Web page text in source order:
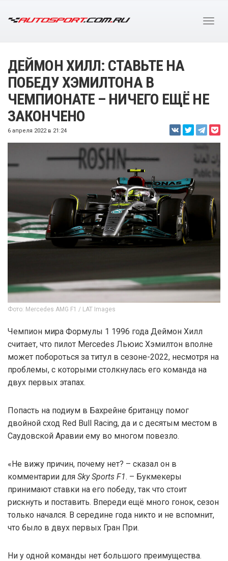
ДЕЙМОН ХИЛЛ: СТАВЬТЕ НА
ПОБЕДУ ХЭМИЛТОНА В
ЧЕМПИОНАТЕ – НИЧЕГО ЕЩЁ НЕ
ЗАКОНЧЕНО
6 апреля 2022 в 21:24
Фото: Mercedes AMG F1 / LAT Images
Чемпион мира Формулы 1 1996 года Деймон Хилл
считает, что пилот Mercedes Льюис Хэмилтон вполне
может побороться за титул в сезоне-2022, несмотря на
проблемы, с которыми столкнулась его команда на
двух первых этапах.
Попасть на подиум в Бахрейне британцу помог
двойной сход Red Bull Racing, да и с десятым местом в
Саудовской Аравии ему во многом повезло.
«Не вижу причин, почему нет? – сказал он в
комментарии для Sky Sports F1. – Букмекеры
принимают ставки на его победу, так что стоит
рискнуть и поставить. Впереди ещё много гонок, сезон
только начался. В середине года никто и не вспомнит,
что было в двух первых Гран При.
Ни у одной команды нет большого преимущества.